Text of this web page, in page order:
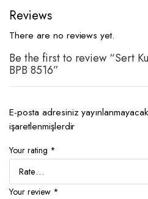
Reviews
There are no reviews yet.
Be the first to review “Sert
BPB 8516”
E-posta adresiniz
işaretlenmişlerdir
Your rating *
Your review *